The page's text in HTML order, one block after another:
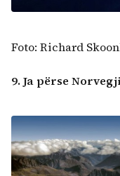
Foto: Richard
9. Ja përse